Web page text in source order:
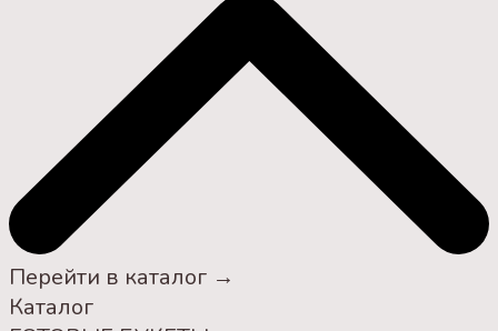
Перейти в каталог →
Каталог